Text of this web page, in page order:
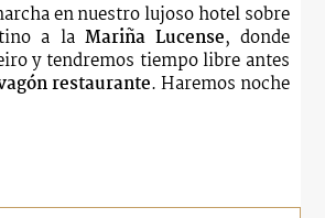
en nuestro lujoso hotel sobre
a la Mariña Lucense, donde
y tendremos tiempo libre antes
restaurante. Haremos noche